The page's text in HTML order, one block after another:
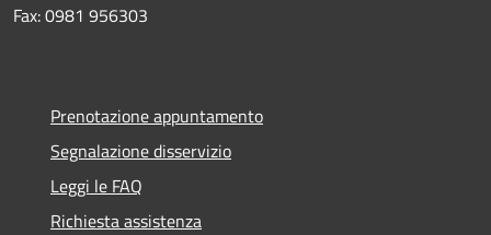
Fax: 0981 956303
Prenotazione appuntamento
Segnalazione disservizio
Leggi le FAQ
Richiesta assistenza